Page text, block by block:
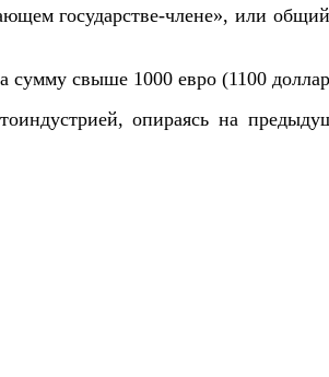
государстве-члене», или
сумму свыше 1000 евро (1100
опираясь на